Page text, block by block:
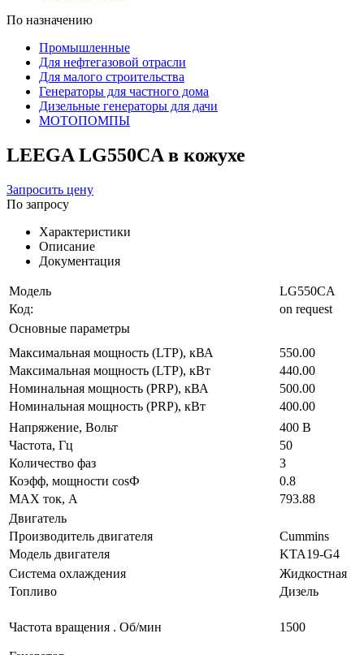
По назначению
Промышленные
Для нефтегазовой отрасли
Для малого строительства
Генераторы для частного дома
Дизельные генераторы для дачи
МОТОПОМПЫ
LEEGA LG550CA в кожухе
Запросить цену
По запросу
Характеристики
Описание
Документация
Модель
LG550CA
Код:
on request
Основные параметры
Максимальная мощность (LTP), кВА
550.00
Максимальная мощность (LTP), кВт
440.00
Номинальная мощность (PRP), кВА
500.00
Номинальная мощность (PRP), кВт
400.00
Напряжение, Вольт
400 В
Частота, Гц
50
Количество фаз
3
Коэфф, мощности cosФ
0.8
MAX ток, А
793.88
Двигатель
Производитель двигателя
Cummins
Модель двигателя
KTA19-G4
Система охлаждения
Жидкостная
Топливо
Дизель
Частота вращения . Об/мин 1500